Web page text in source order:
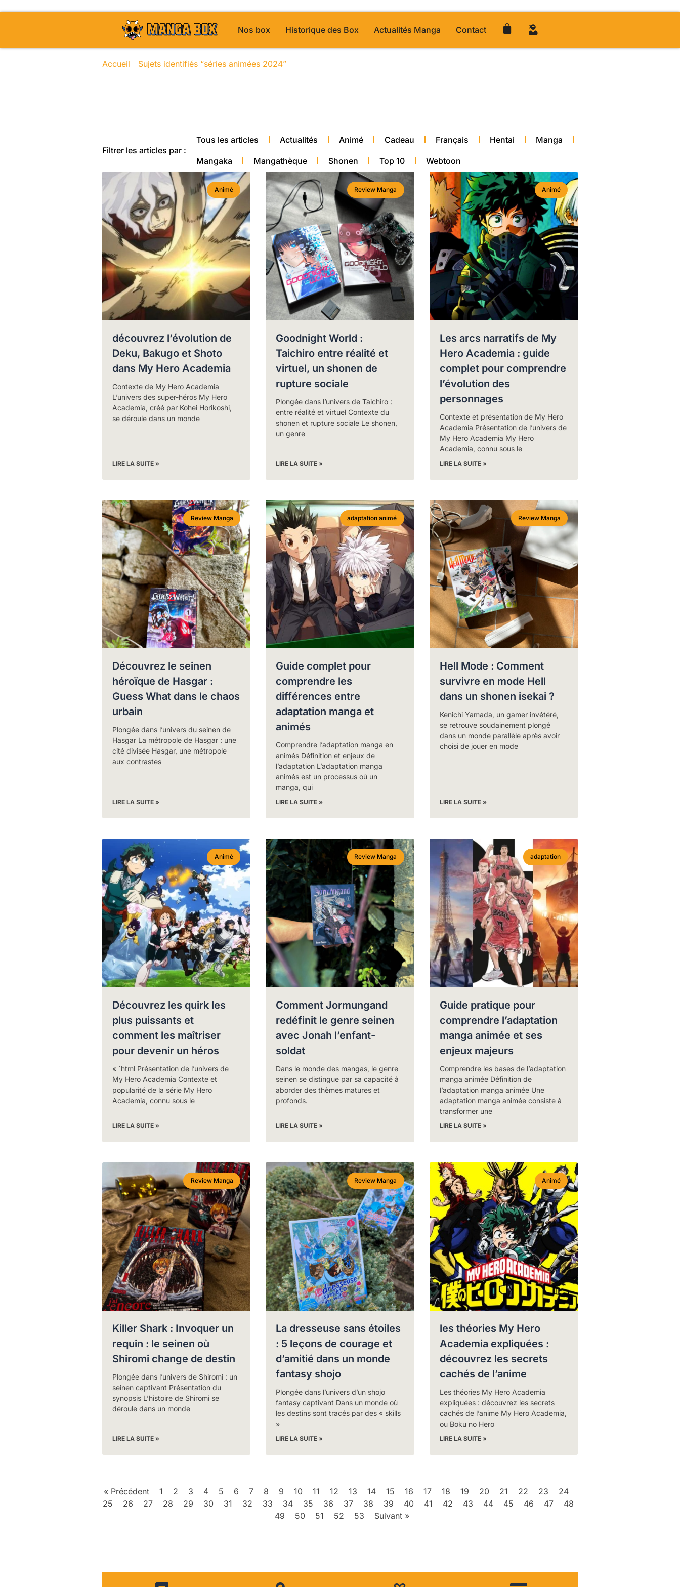
Nos box Historique des Box Actualités Manga Contact
Accueil Sujets identifiés “séries animées 2024”/ Page 42
Filtrer les articles par :
Tous les articles Actualités Animé Cadeau Français Hentai Manga
Mangaka Mangathèque Shonen Top 10 Webtoon
Animé
découvrez l’évolution de
Deku, Bakugo et Shoto
dans My Hero Academia
Contexte de My Hero Academia
L’univers des super-héros My Hero
Academia, créé par Kohei Horikoshi,
se déroule dans un monde
LIRE LA SUITE »
Review Manga
Goodnight World :
Taichiro entre réalité et
virtuel, un shonen de
rupture sociale
Plongée dans l’univers de Taichiro :
entre réalité et virtuel Contexte du
shonen et rupture sociale Le shonen,
un genre
LIRE LA SUITE »
Animé
Les arcs narratifs de My
Hero Academia : guide
complet pour comprendre
l’évolution des
personnages
Contexte et présentation de My Hero
Academia Présentation de l’univers de
My Hero Academia My Hero
Academia, connu sous le
LIRE LA SUITE »
Review Manga
Découvrez le seinen
héroïque de Hasgar :
Guess What dans le chaos
urbain
Plongée dans l’univers du seinen de
Hasgar La métropole de Hasgar : une
cité divisée Hasgar, une métropole
aux contrastes
LIRE LA SUITE »
adaptation animé
Guide complet pour
comprendre les
différences entre
adaptation manga et
animés
Comprendre l’adaptation manga en
animés Définition et enjeux de
l’adaptation L’adaptation manga
animés est un processus où un
manga, qui
LIRE LA SUITE »
Review Manga
Hell Mode : Comment
survivre en mode Hell
dans un shonen isekai ?
Kenichi Yamada, un gamer invétéré,
se retrouve soudainement plongé
dans un monde parallèle après avoir
choisi de jouer en mode
LIRE LA SUITE »
Animé
Découvrez les quirk les
plus puissants et
comment les maîtriser
pour devenir un héros
« `html Présentation de l’univers de
My Hero Academia Contexte et
popularité de la série My Hero
Academia, connu sous le
LIRE LA SUITE »
Review Manga
Comment Jormungand
redéfinit le genre seinen
avec Jonah l’enfant-
soldat
Dans le monde des mangas, le genre
seinen se distingue par sa capacité à
aborder des thèmes matures et
profonds.
LIRE LA SUITE »
adaptation
Guide pratique pour
comprendre l’adaptation
manga animée et ses
enjeux majeurs
Comprendre les bases de l’adaptation
manga animée Définition de
l’adaptation manga animée Une
adaptation manga animée consiste à
transformer une
LIRE LA SUITE »
Review Manga
Killer Shark : Invoquer un
requin : le seinen où
Shiromi change de destin
Plongée dans l’univers de Shiromi : un
seinen captivant Présentation du
synopsis L’histoire de Shiromi se
déroule dans un monde
LIRE LA SUITE »
Review Manga
La dresseuse sans étoiles
: 5 leçons de courage et
d’amitié dans un monde
fantasy shojo
Plongée dans l’univers d’un shojo
fantasy captivant Dans un monde où
les destins sont tracés par des « skills
»
LIRE LA SUITE »
Animé
les théories My Hero
Academia expliquées :
découvrez les secrets
cachés de l’anime
Les théories My Hero Academia
expliquées : découvrez les secrets
cachés de l’anime My Hero Academia,
ou Boku no Hero
LIRE LA SUITE »
« Précédent 1 2 3 4 5 6 7 8 9 10 11 12 13 14 15 16 17 18 19 20 21 22 23
24
25
26 27 28 29 30 31 32 33 34 35 36 37 38 39 40 41 42 43 44 45 46 47
48
49
50 51 52 53 Suivant »